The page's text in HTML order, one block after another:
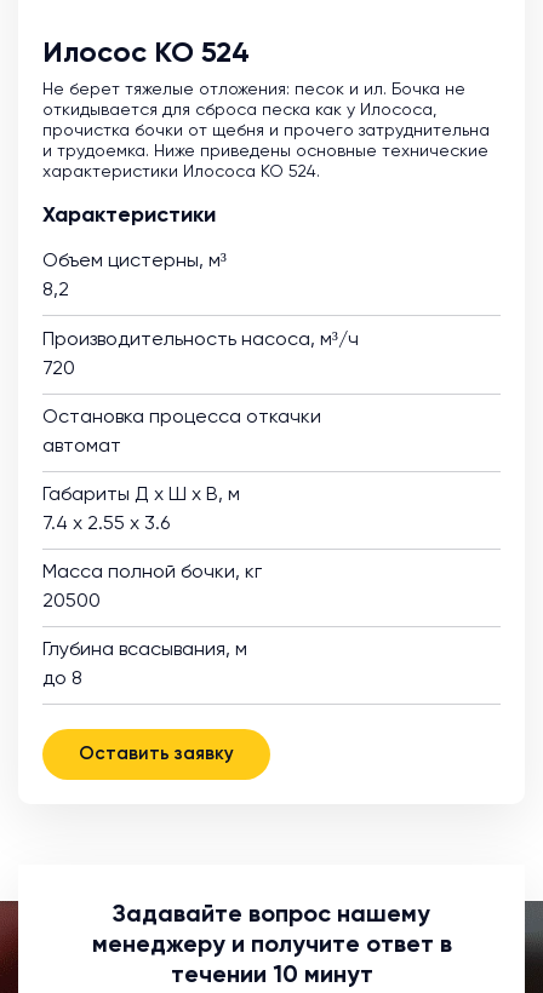
Илосос КО 524
Не берет тяжелые отложения: песок и ил. Бочка не
откидывается для сброса песка как у Илососа,
прочистка бочки от щебня и прочего затруднительна
и трудоемка. Ниже приведены основные технические
характеристики Илососа КО 524.
Характеристики
Объем цистерны, м³
8,2
Производительность насоса, м³/ч
720
Остановка процесса откачки
автомат
Габариты Д х Ш х В, м
7.4 х 2.55 х 3.6
Масса полной бочки, кг
20500
Глубина всасывания, м
до 8
Оставить заявку
Задавайте вопрос нашему
менеджеру и получите ответ в
течении 10 минут